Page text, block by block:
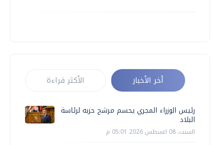
أخر الأخبار الأكثر قراءة
رئيس الوزراء المجري يحسم مرشح حزبه لرئاسة
البلاد
السبت، 08 اغسطس 2026 05:01 م